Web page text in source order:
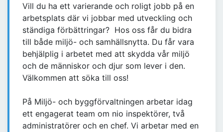
Vill du ha ett varierande och roligt jobb på en
arbetsplats där vi jobbar med utveckling och
ständiga förbättringar? Hos oss får du bidra
till både miljö- och samhällsnytta. Du får vara
behjälplig i arbetet med att skydda vår miljö
och de människor och djur som lever i den.
Välkommen att söka till oss!
På Miljö- och byggförvaltningen arbetar idag
ett engagerat team om nio inspektörer, två
administratörer och en chef. Vi arbetar med en